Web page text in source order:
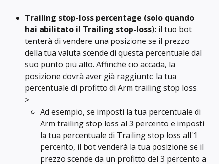
Trailing stop-loss percentage (solo quando
hai abilitato il Trailing stop-loss): il tuo bot
tenterà di vendere una posizione se il prezzo
della tua valuta scende di questa percentuale dal
suo punto più alto. Affinché ciò accada, la
posizione dovrà aver già raggiunto la tua
percentuale di profitto di Arm trailing stop loss.
>
Ad esempio, se imposti la tua percentuale di
Arm trailing stop loss al 3 percento e imposti
la tua percentuale di Trailing stop loss all'1
percento, il bot venderà la tua posizione se il
prezzo scende da un profitto del 3 percento a